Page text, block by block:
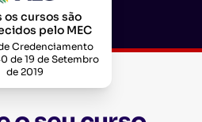
os cursos são
pelo MEC
Credenciamento
de 19 de Setembro
de 2019